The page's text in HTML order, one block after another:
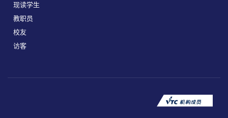
现读学生
教职员
校友
访客